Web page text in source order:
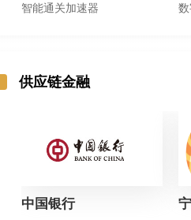
智能通关加速器
供应链金融
中国银行